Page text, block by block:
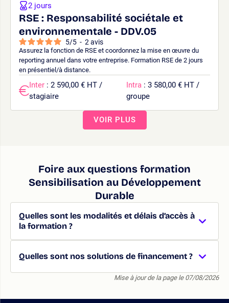
RSE : Responsabilité sociétale et
environnementale - DDV.05
5/5 - 2 avis
Assurez la fonction de RSE et coordonnez la mise en œuvre du
reporting annuel dans votre entreprise. Formation RSE de 2 jours
en présentiel/à distance.
2 jours
Inter : 2 590,00 € HT /
stagiaire
Intra : 3 580,00 € HT /
groupe
VOIR PLUS
Foire aux questions formation
Sensibilisation au Développement
Durable
Quelles sont les modalités et délais d’accès à
la formation ?
Quelles sont nos solutions de financement ?
Mise à jour de la page le 07/08/2026